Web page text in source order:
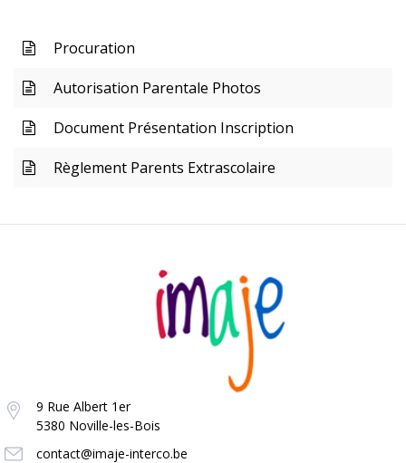
Procuration
Autorisation Parentale Photos
Document Présentation Inscription
Règlement Parents Extrascolaire
9 Rue Albert 1er
5380 Noville-les-Bois
contact@imaje-interco.be